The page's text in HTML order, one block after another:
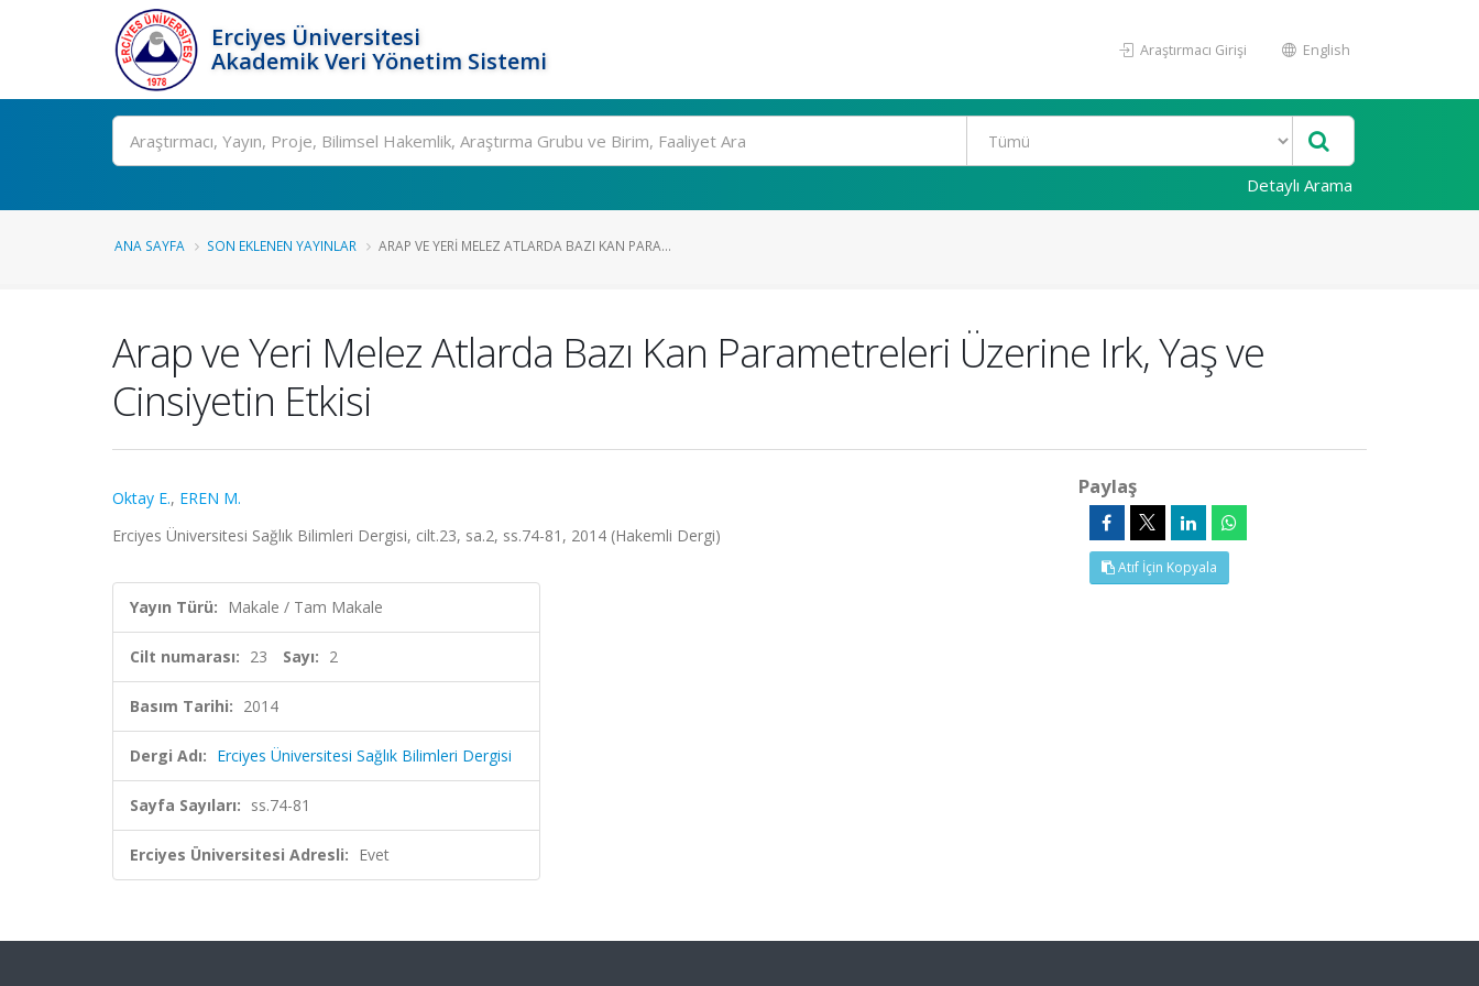
Erciyes Üniversitesi
Akademik Veri Yönetim Sistemi
Araştırmacı Girişi English
Ara
Detaylı Arama
ANA SAYFA SON EKLENEN YAYINLAR ARAP VE YERI MELEZ ATLARDA BAZI KAN PARA...
Arap ve Yeri Melez Atlarda Bazı Kan Parametreleri Üzerine Irk, Yaş ve
Cinsiyetin Etkisi
Oktay E., EREN M.
Erciyes Üniversitesi Sağlık Bilimleri Dergisi, cilt.23, sa.2, ss.74-81, 2014 (Hakemli Dergi)
Yayın Türü: Makale / Tam Makale
Cilt numarası: 23 Sayı: 2
Basım Tarihi: 2014
Dergi Adı: Erciyes Üniversitesi Sağlık Bilimleri Dergisi
Sayfa Sayıları: ss.74-81
Erciyes Üniversitesi Adresli: Evet
Paylaş
Atıf İçin Kopyala